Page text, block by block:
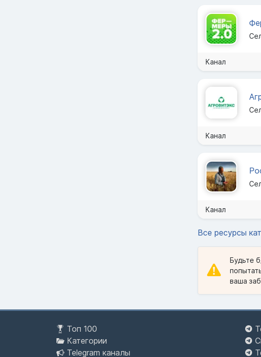
Канал
Канал
Канал
Все ресурсы
Будьте
ваша
Топ 100
Категории
Telegram каналы